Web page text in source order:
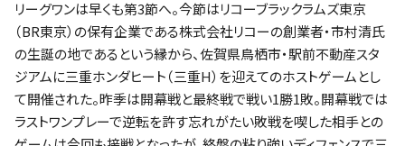
アカデミー
SDGs・ホームタウン
ファンクラブ
リーグワンは早くも第3節へ。今節はリコーブラックラムズ東京
（BR東京）の保有企業である株式会社リコーの創業者・市村清氏
の生誕の地であるという縁から、佐賀県鳥栖市・駅前不動産スタ
ジアムに三重ホンダヒート（三重H）を迎えてのホストゲームとし
て開催された。昨季は開幕戦と最終戦で戦い1勝1敗。開幕戦では
ラストワンプレーで逆転を許す忘れがたい敗戦を喫した相手との